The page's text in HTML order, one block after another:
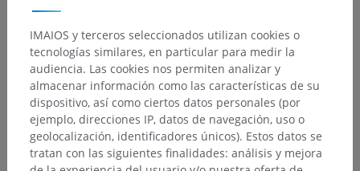
IMAIOS y terceros seleccionados utilizan cookies o
tecnologías similares, en particular para medir la
audiencia. Las cookies nos permiten analizar y
almacenar información como las características de su
dispositivo, así como ciertos datos personales (por
ejemplo, direcciones IP, datos de navegación, uso o
geolocalización, identificadores únicos). Estos datos se
tratan con las siguientes finalidades: análisis y mejora